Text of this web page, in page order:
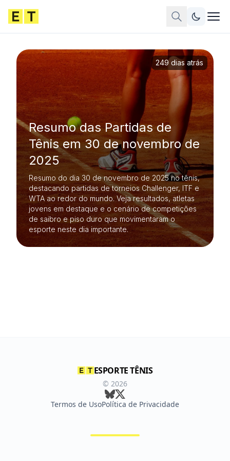
Resumo das Partidas de
Tênis em 30 de novembro de
2025
Resumo do dia 30 de novembro de 2025 no tênis,
destacando partidas de torneios Challenger, ITF e
WTA ao redor do mundo. Veja resultados, atletas
jovens em destaque e o cenário de competições
de saibro e piso duro que movimentaram o
esporte neste dia importante.
249 dias atrás
ESPORTE TÊNIS
© 2026
Termos de UsoPolítica de Privacidade